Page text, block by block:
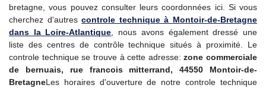
bretagne, vous pouvez consulter leurs coordonnées ici. Si vous
cherchez d'autrescontrole techniqueà Montoir-de-Bretagne
dans la Loire-Atlantique , nous avons également dressé une
liste des centres de contrôle technique situés à proximité. Le
controle technique se trouve à cette adresse:zone commerciale
de bernuais, rue francois mitterrand, 44550 Montoir-de-
BretagneLes horaires d'ouverture de notre controle technique